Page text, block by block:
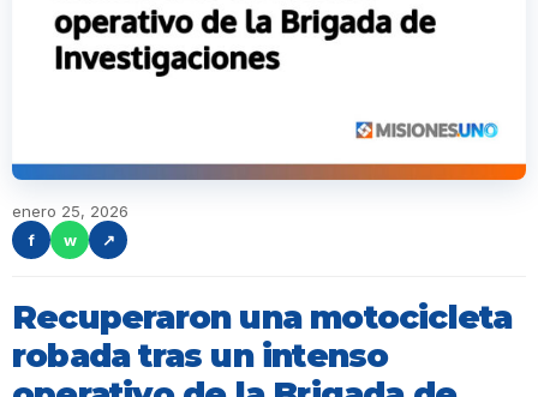
enero 25, 2026
f
w ↗
Recuperaron una motocicleta
robada tras un intenso